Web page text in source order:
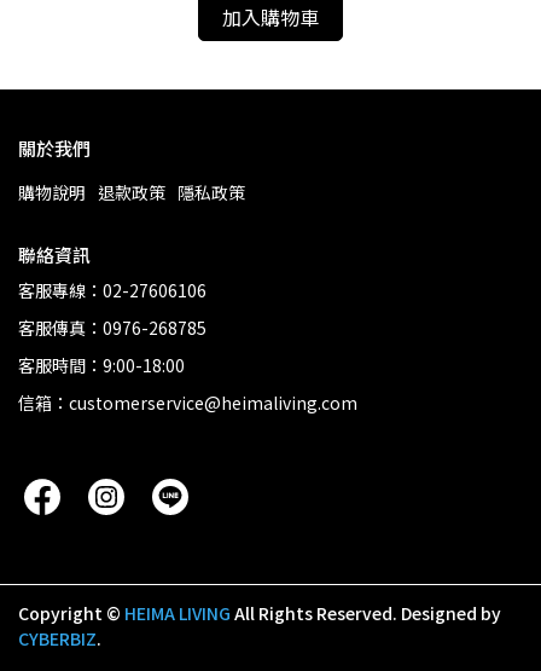
加入購物車
關於我們
購物說明 退款政策 隱私政策
聯絡資訊
客服專線：02-27606106
客服傳真：0976-268785
客服時間：9:00-18:00
信箱：customerservice@heimaliving.com
Copyright © HEIMA LIVING All Rights Reserved. Designed by
CYBERBIZ.